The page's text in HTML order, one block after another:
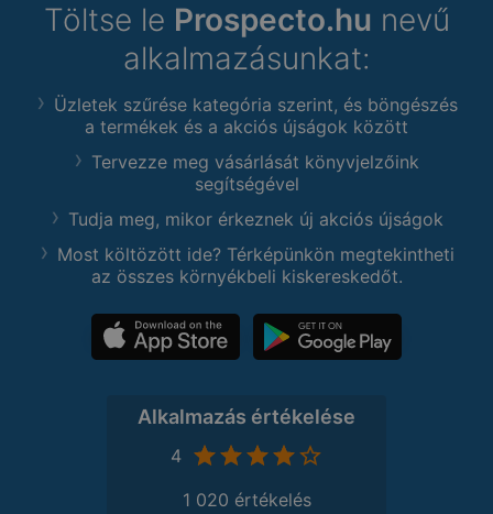
Töltse le Prospecto.hu nevű
alkalmazásunkat:
Üzletek szűrése kategória szerint, és böngészés
a termékek és a akciós újságok között
Tervezze meg vásárlását könyvjelzőink
segítségével
Tudja meg, mikor érkeznek új akciós újságok
Most költözött ide? Térképünkön megtekintheti
az összes környékbeli kiskereskedőt.
Alkalmazás értékelése
4
1 020 értékelés